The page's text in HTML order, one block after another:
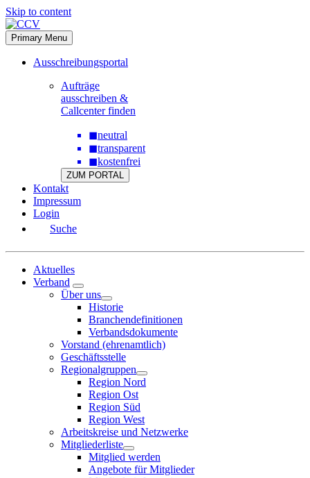
Skip to content
Primary Menu
Ausschreibungsportal
Aufträge
ausschreiben &
Callcenter finden
◼neutral
◼transparent
◼kostenfrei
ZUM PORTAL
Kontakt
Impressum
Login
Suche
Aktuelles
Verband
Über uns
Historie
Branchendefinitionen
Verbandsdokumente
Vorstand (ehrenamtlich)
Geschäftsstelle
Regionalgruppen
Region Nord
Region Ost
Region Süd
Region West
Arbeitskreise und Netzwerke
Mitgliederliste
Mitglied werden
Angebote für Mitglieder